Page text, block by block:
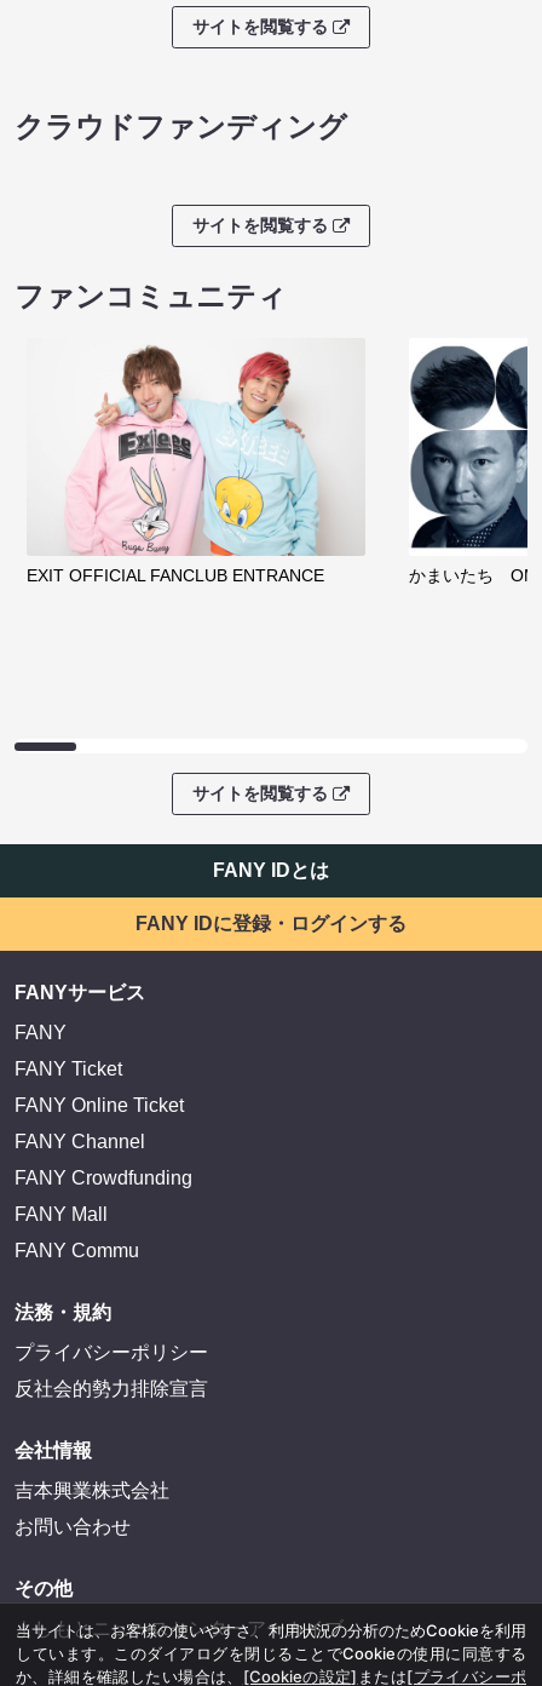
サイトを閲覧する
クラウドファンディング
サイトを閲覧する
ファンコミュニティ
EXIT OFFICIAL FANCLUB ENTRANCE かまいたち
サイトを閲覧する
FANY IDとは
FANY IDに登録・ログインする
FANYサービス
FANY
FANY Ticket
FANY Online Ticket
FANY Channel
FANY Crowdfunding
FANY Mall
FANY Commu
法務・規約
プライバシーポリシー
反社会的勢力排除宣言
会社情報
吉本興業株式会社
お問い合わせ
その他
よしもとニュースセンターアーカイブ
当サイトは、お客様の使いやすさ、利用状況の分析のためCookieを利用
しています。このダイアログを閉じることでCookieの使用に同意する
か、詳細を確認したい場合は、 [Cookieの設定] または[プライバシーポ